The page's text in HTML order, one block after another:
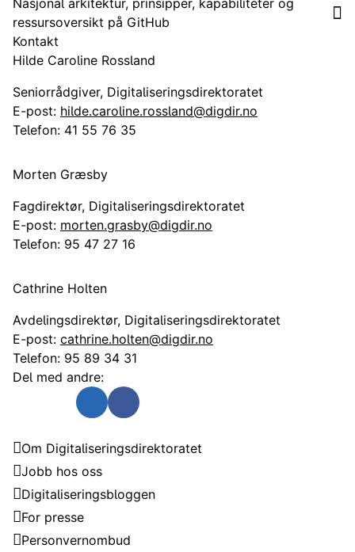
Nasjonal arkitektur, prinsipper, kapabiliteter og
ressursoversikt på GitHub
Kontakt
Hilde Caroline Rossland
Seniorrådgiver, Digitaliseringsdirektoratet
E-post: hilde.caroline.rossland@digdir.no
Telefon: 41 55 76 35
Morten Græsby
Fagdirektør, Digitaliseringsdirektoratet
E-post: morten.grasby@digdir.no
Telefon: 95 47 27 16
Cathrine Holten
Avdelingsdirektør, Digitaliseringsdirektoratet
E-post: cathrine.holten@digdir.no
Telefon: 95 89 34 31
Del med andre:
Send som e-post
Del på TwitterDel på Linkedin
Del på Facebook
Om Digitaliseringsdirektoratet
Jobb hos oss
Digitaliseringsbloggen
For presse
Personvernombud